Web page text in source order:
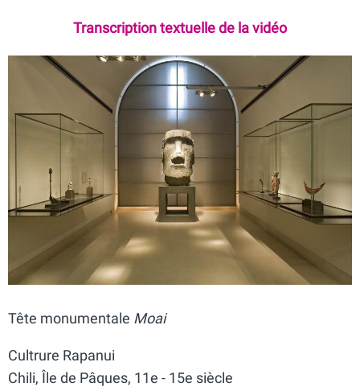
Transcription textuelle de la vidéo
Tête monumentale Moai
Cultrure Rapanui
Chili, Île de Pâques, 11e - 15e siècle